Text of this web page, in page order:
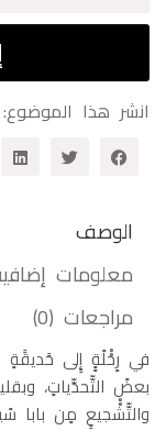
ماما
انشر هذا الموضوع:
الوصف
معلومات
مراجعات (0)
في رِِحْْلََةٍٍ إِِلى حََديقََةِِ
بعضََ التّّحدّّياتِِ،
والتّّشْْجيعِِ مِِن